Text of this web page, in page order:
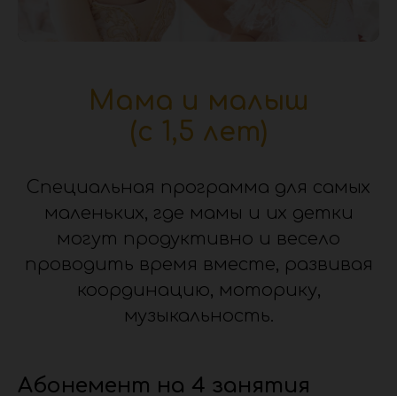
Мама и малыш
(с 1,5 лет)
Специальная программа для самых
маленьких, где мамы и их детки
могут продуктивно и весело
проводить время вместе, развивая
координацию, моторику,
музыкальность.
Абонемент на 4 занятия